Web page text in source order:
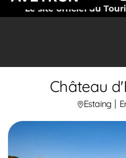
Le site officiel du
Château
Estaing